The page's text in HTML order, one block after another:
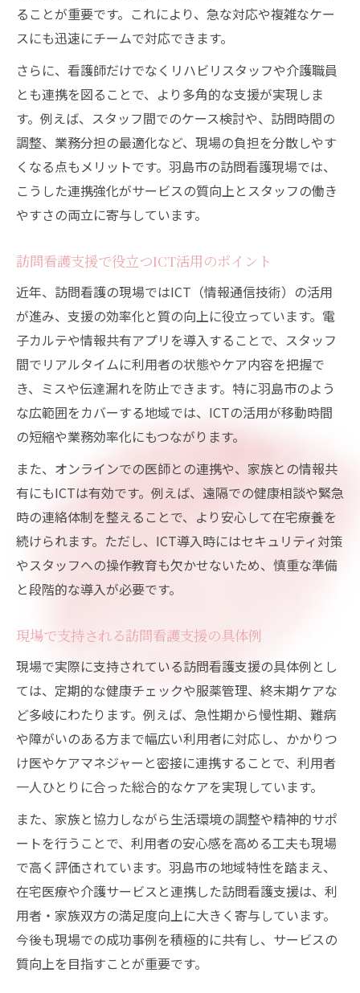
ることが重要です。これにより、急な対応や複雑なケー
スにも迅速にチームで対応できます。
さらに、看護師だけでなくリハビリスタッフや介護職員
とも連携を図ることで、より多角的な支援が実現しま
す。例えば、スタッフ間でのケース検討や、訪問時間の
調整、業務分担の最適化など、現場の負担を分散しやす
くなる点もメリットです。羽島市の訪問看護現場では、
こうした連携強化がサービスの質向上とスタッフの働き
やすさの両立に寄与しています。
訪問看護支援で役立つICT活用のポイント
近年、訪問看護の現場ではICT（情報通信技術）の活用
が進み、支援の効率化と質の向上に役立っています。電
子カルテや情報共有アプリを導入することで、スタッフ
間でリアルタイムに利用者の状態やケア内容を把握で
き、ミスや伝達漏れを防止できます。特に羽島市のよう
な広範囲をカバーする地域では、ICTの活用が移動時間
の短縮や業務効率化にもつながります。
また、オンラインでの医師との連携や、家族との情報共
有にもICTは有効です。例えば、遠隔での健康相談や緊急
時の連絡体制を整えることで、より安心して在宅療養を
続けられます。ただし、ICT導入時にはセキュリティ対策
やスタッフへの操作教育も欠かせないため、慎重な準備
と段階的な導入が必要です。
現場で支持される訪問看護支援の具体例
現場で実際に支持されている訪問看護支援の具体例とし
ては、定期的な健康チェックや服薬管理、終末期ケアな
ど多岐にわたります。例えば、急性期から慢性期、難病
や障がいのある方まで幅広い利用者に対応し、かかりつ
け医やケアマネジャーと密接に連携することで、利用者
一人ひとりに合った総合的なケアを実現しています。
また、家族と協力しながら生活環境の調整や精神的サポ
ートを行うことで、利用者の安心感を高める工夫も現場
で高く評価されています。羽島市の地域特性を踏まえ、
在宅医療や介護サービスと連携した訪問看護支援は、利
用者・家族双方の満足度向上に大きく寄与しています。
今後も現場での成功事例を積極的に共有し、サービスの
質向上を目指すことが重要です。